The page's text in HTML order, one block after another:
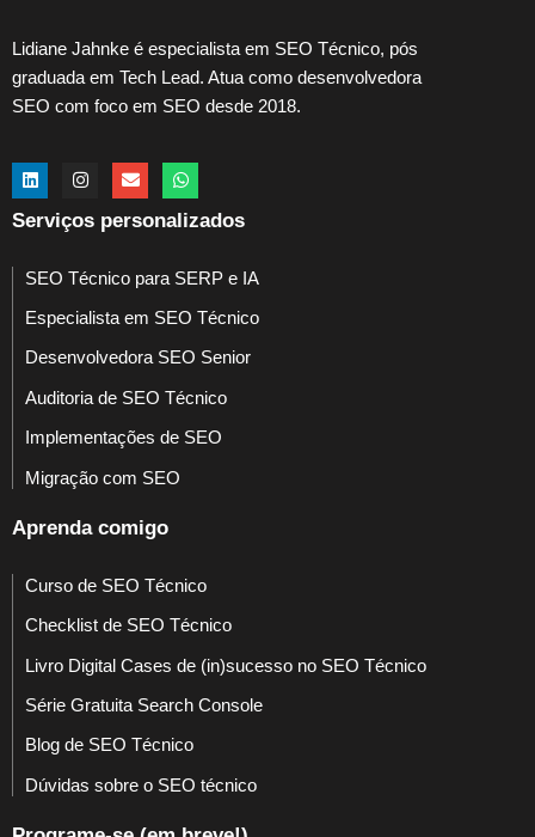
Lidiane Jahnke é especialista em SEO Técnico, pós
graduada em Tech Lead. Atua como desenvolvedora
SEO com foco em SEO desde 2018.
Serviços personalizados
SEO Técnico para SERP e IA
Especialista em SEO Técnico
Desenvolvedora SEO Senior
Auditoria de SEO Técnico
Implementações de SEO
Migração com SEO
Aprenda comigo
Curso de SEO Técnico
Checklist de SEO Técnico
Livro Digital Cases de (in)sucesso no SEO Técnico
Série Gratuita Search Console
Blog de SEO Técnico
Dúvidas sobre o SEO técnico